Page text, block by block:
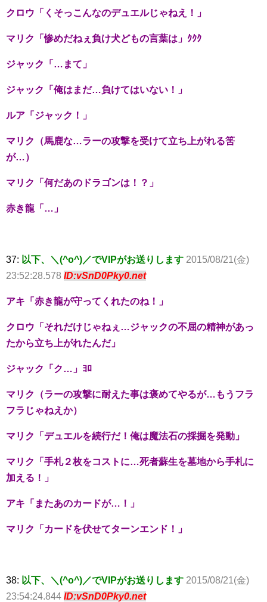
クロウ「くそっこんなのデュエルじゃねえ！」
マリク「惨めだねぇ負け犬どもの言葉は」ｸｸｸ
ジャック「…まて」
ジャック「俺はまだ…負けてはいない！」
ルア「ジャック！」
マリク（馬鹿な…ラーの攻撃を受けて立ち上がれる筈
が…）
マリク「何だあのドラゴンは！？」
赤き龍「…」
37: 以下、＼(^o^)／でVIPがお送りします 2015/08/21(金)
23:52:28.578 ID:vSnD0Pky0.net
アキ「赤き龍が守ってくれたのね！」
クロウ「それだけじゃねぇ…ジャックの不屈の精神があっ
たから立ち上がれたんだ」
ジャック「ク…」ﾖﾛ
マリク（ラーの攻撃に耐えた事は褒めてやるが…もうフラ
フラじゃねえか）
マリク「デュエルを続行だ！俺は魔法石の採掘を発動」
マリク「手札２枚をコストに…死者蘇生を墓地から手札に
加える！」
アキ「またあのカードが…！」
マリク「カードを伏せてターンエンド！」
38: 以下、＼(^o^)／でVIPがお送りします 2015/08/21(金)
23:54:24.844 ID:vSnD0Pky0.net